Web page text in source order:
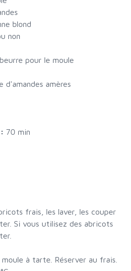
blond
non
pour le moule
d'amandes amères
70 min
frais, les laver, les couper
Si vous utilisez des abricots
à tarte. Réserver au frais.